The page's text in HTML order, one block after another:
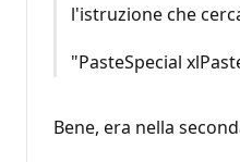
l'istruzione che
"PasteSpecial
Bene, era nella